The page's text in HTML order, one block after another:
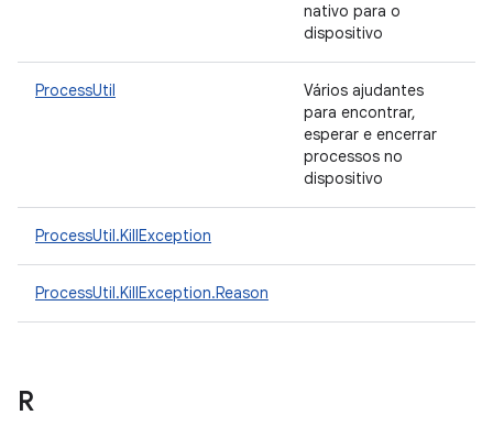
nativo para o
dispositivo
ProcessUtil
Vários ajudantes
para encontrar,
esperar e encerrar
processos no
dispositivo
ProcessUtil.KillException
ProcessUtil.KillException.Reason
R